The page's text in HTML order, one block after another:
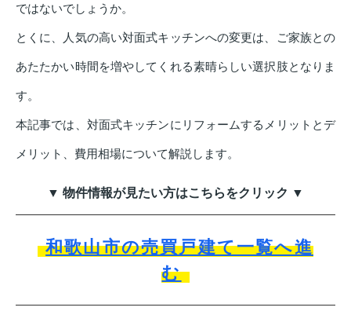
ではないでしょうか。
とくに、人気の高い対面式キッチンへの変更は、ご家族との
あたたかい時間を増やしてくれる素晴らしい選択肢となりま
す。
本記事では、対面式キッチンにリフォームするメリットとデ
メリット、費用相場について解説します。
▼ 物件情報が見たい方はこちらをクリック ▼
和歌山市の売買戸建て一覧へ進
む